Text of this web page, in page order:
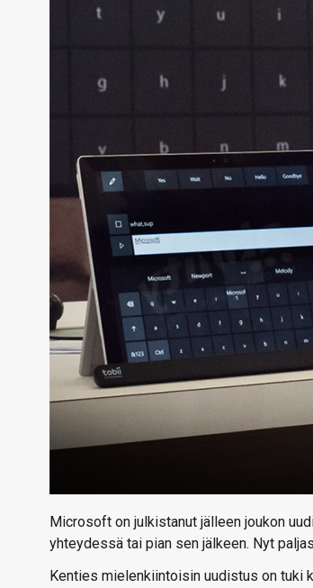
Microsoft on julkistanut jälleen joukon
yhteydessä tai pian sen jälkeen. Nyt
Kenties mielenkiintoisin uudistus on tuki